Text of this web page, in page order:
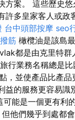
方案。 這些歷史
多皇家客人或政
台中頭部按摩 seo
筋 橄欖油是該島
都是由克里特群
行業務名稱總是比
，並使產品比產品
益的服務更容易識
能是一個更有利
他們幾乎到處都